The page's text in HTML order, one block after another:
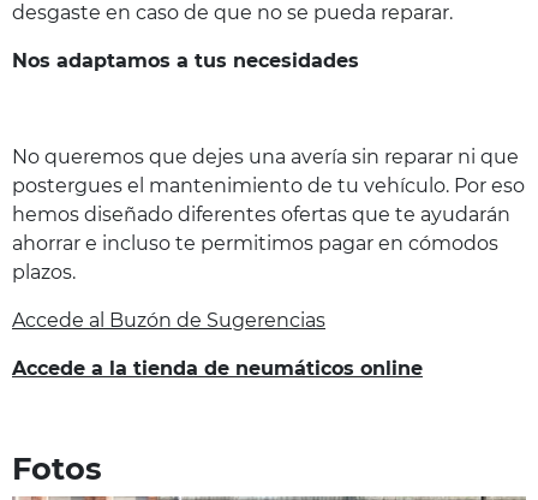
desgaste en caso de que no se pueda reparar.
Nos adaptamos a tus necesidades
No queremos que dejes una avería sin reparar ni que
postergues el mantenimiento de tu vehículo. Por eso
hemos diseñado diferentes ofertas que te ayudarán
ahorrar e incluso te permitimos pagar en cómodos
plazos.
Accede al Buzón de Sugerencias
Accede a la tienda de neumáticos online
Fotos